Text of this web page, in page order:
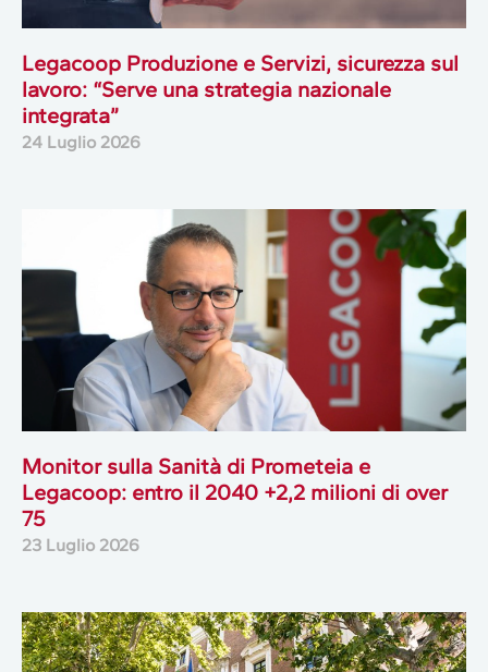
Legacoop Produzione e Servizi, sicurezza sul
lavoro: “Serve una strategia nazionale
integrata”
24 Luglio 2026
Monitor sulla Sanità di Prometeia e
Legacoop: entro il 2040 +2,2 milioni di over
75
23 Luglio 2026